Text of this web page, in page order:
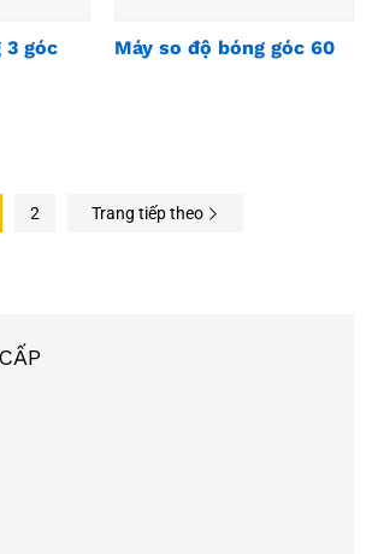
3 góc
Máy so độ bóng góc 60
2 Trang tiếp theo